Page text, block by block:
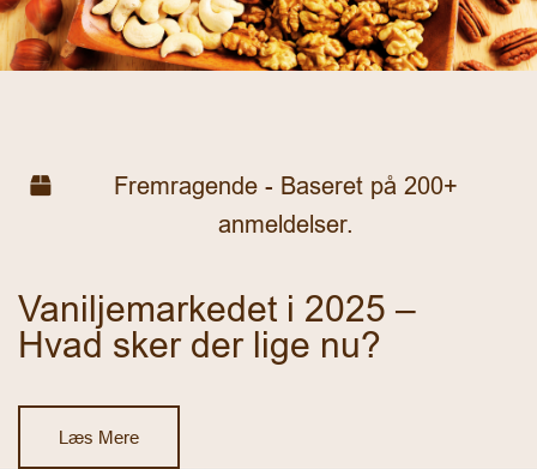
Fremragende - Baseret på 200+
anmeldelser.
Vaniljemarkedet i 2025 –
Hvad sker der lige nu?
Læs Mere